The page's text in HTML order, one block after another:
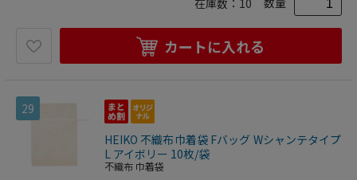
在庫数： 10
カートに入れる
29
HEIKO 不織布巾着袋 Fバッグ Wシャンテタイプ
L アイボリー 10枚/袋
不織布 巾着袋